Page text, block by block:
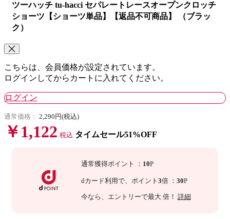
ツーハッチ tu-hacci セパレートレースオープンクロッチ
ショーツ【ショーツ単品】【返品不可商品】 （ブラッ
ク）
こちらは、会員価格が設定されています。
ログインしてからカートに入れてください。
ログイン
通常価格： 2,290円(税込)
￥1,122 税込 タイムセール51%OFF
通常獲得ポイント ： 10P
dカード利用で、 ポイント 3倍 ： 30P
今なら 、エントリーで最大 倍！ 詳細